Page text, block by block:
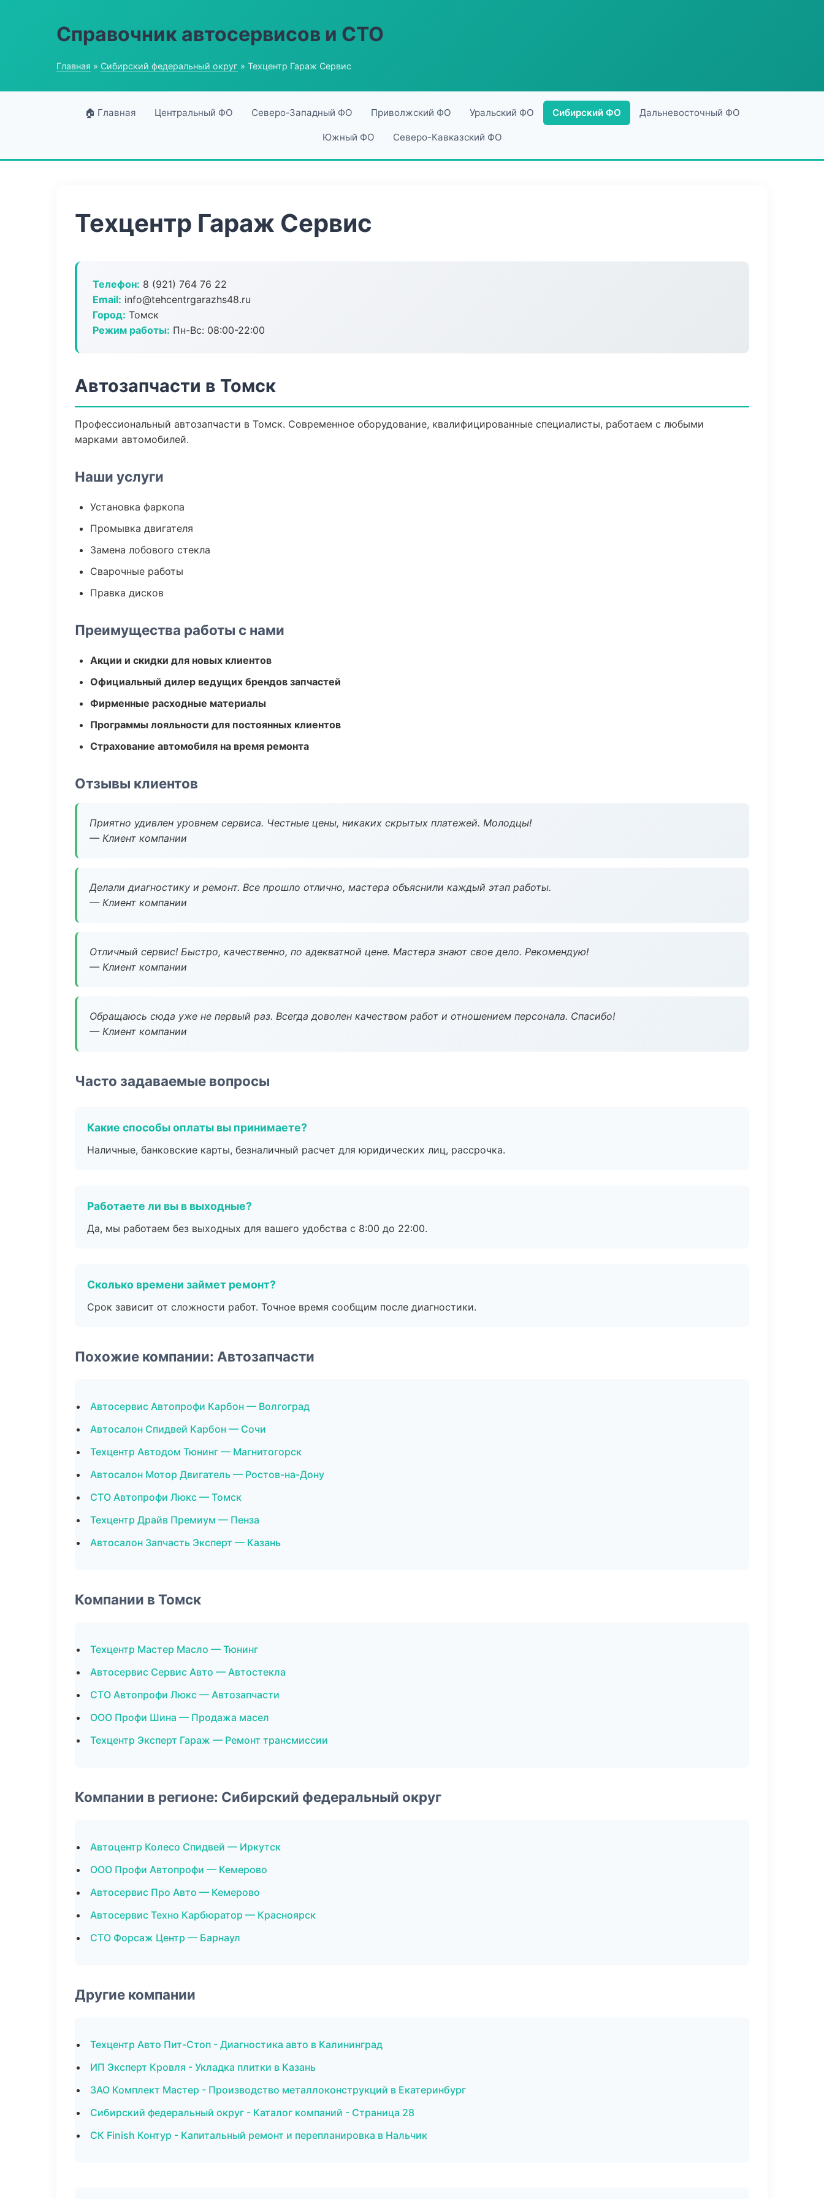
Справочник автосервисов и СТО
Главная » Сибирский федеральный округ » Техцентр Гараж Сервис
🏠 Главная Центральный ФО Северо-Западный ФО Приволжский ФО Уральский ФО Сибирский ФО Дальневосточный ФО
Южный ФО Северо-Кавказский ФО
Техцентр Гараж Сервис
Телефон: 8 (921) 764 76 22
Email: info@tehcentrgarazhs48.ru
Город: Томск
Режим работы: Пн-Вс: 08:00-22:00
Автозапчасти в Томск
Профессиональный автозапчасти в Томск. Современное оборудование, квалифицированные специалисты, работаем с любыми
марками автомобилей.
Наши услуги
Установка фаркопа
Промывка двигателя
Замена лобового стекла
Сварочные работы
Правка дисков
Преимущества работы с нами
Акции и скидки для новых клиентов
Официальный дилер ведущих брендов запчастей
Фирменные расходные материалы
Программы лояльности для постоянных клиентов
Страхование автомобиля на время ремонта
Отзывы клиентов
Приятно удивлен уровнем сервиса. Честные цены, никаких скрытых платежей. Молодцы!
— Клиент компании
Делали диагностику и ремонт. Все прошло отлично, мастера объяснили каждый этап работы.
— Клиент компании
Отличный сервис! Быстро, качественно, по адекватной цене. Мастера знают свое дело. Рекомендую!
— Клиент компании
Обращаюсь сюда уже не первый раз. Всегда доволен качеством работ и отношением персонала. Спасибо!
— Клиент компании
Часто задаваемые вопросы
Какие способы оплаты вы принимаете?
Наличные, банковские карты, безналичный расчет для юридических лиц, рассрочка.
Работаете ли вы в выходные?
Да, мы работаем без выходных для вашего удобства с 8:00 до 22:00.
Сколько времени займет ремонт?
Срок зависит от сложности работ. Точное время сообщим после диагностики.
Похожие компании: Автозапчасти
Автосервис Автопрофи Карбон — Волгоград
Автосалон Спидвей Карбон — Сочи
Техцентр Автодом Тюнинг — Магнитогорск
Автосалон Мотор Двигатель — Ростов-на-Дону
СТО Автопрофи Люкс — Томск
Техцентр Драйв Премиум — Пенза
Автосалон Запчасть Эксперт — Казань
Компании в Томск
Техцентр Мастер Масло — Тюнинг
Автосервис Сервис Авто — Автостекла
СТО Автопрофи Люкс — Автозапчасти
ООО Профи Шина — Продажа масел
Техцентр Эксперт Гараж — Ремонт трансмиссии
Компании в регионе: Сибирский федеральный округ
Автоцентр Колесо Спидвей — Иркутск
ООО Профи Автопрофи — Кемерово
Автосервис Про Авто — Кемерово
Автосервис Техно Карбюратор — Красноярск
СТО Форсаж Центр — Барнаул
Другие компании
Техцентр Авто Пит-Стоп - Диагностика авто в Калининград
ИП Эксперт Кровля - Укладка плитки в Казань
ЗАО Комплект Мастер - Производство металлоконструкций в Екатеринбург
Сибирский федеральный округ - Каталог компаний - Страница 28
СК Finish Контур - Капитальный ремонт и перепланировка в Нальчик